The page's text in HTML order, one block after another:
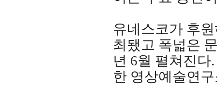
유네스코가 후
최됐고 폭넓은
년 6월 펼쳐진
한 영상예술연